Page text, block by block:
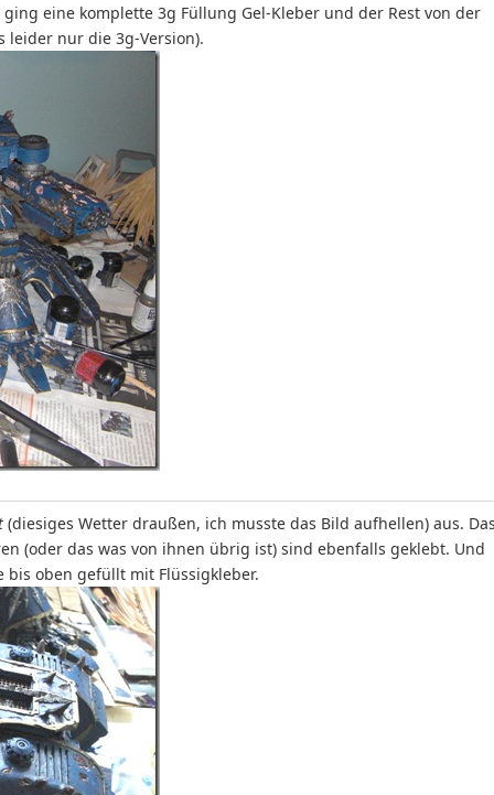
eine komplette 3g Füllung Gel-Kleber und der Rest von der
leider nur die 3g-Version).
(diesiges Wetter draußen, ich musste das Bild aufhellen) aus.
(oder das was von ihnen übrig ist) sind ebenfalls geklebt. Und
oben gefüllt mit Flüssigkleber.